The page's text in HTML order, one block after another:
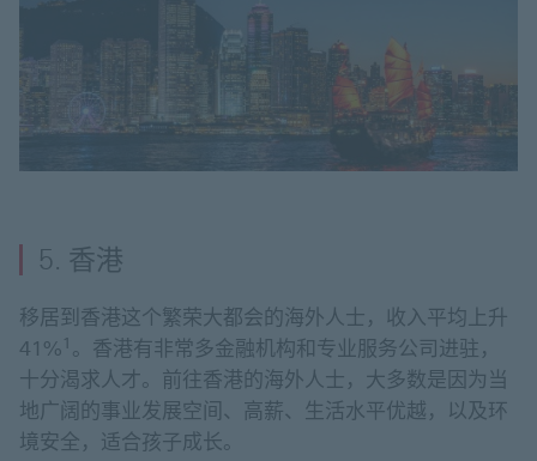
5. 香港
移居到香港这个繁荣大都会的海外人士，收入平均上升
41% 1 。香港有非常多金融机构和专业服务公司进驻，
十分渴求人才。前往香港的海外人士，大多数是因为当
地广阔的事业发展空间、高薪、生活水平优越，以及环
境安全，适合孩子成长。